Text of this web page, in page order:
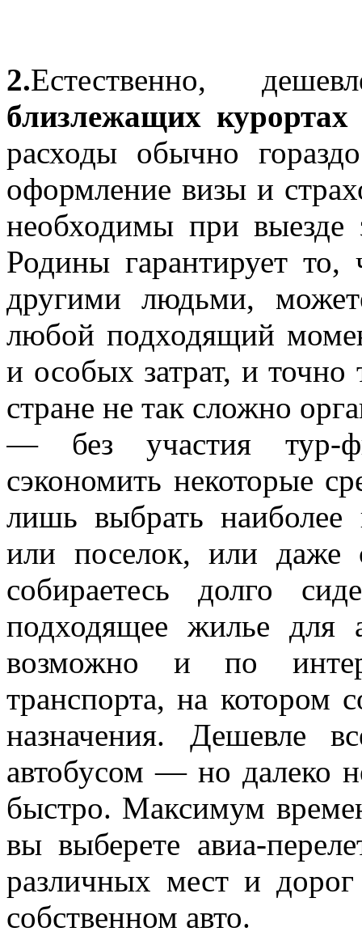
2.Естественно,
близлежащих курортах
расходы обычно
оформление визы и
необходимы при выезде
Родины гарантирует
другими людьми,
любой подходящий
и особых затрат, и точно
стране не так сложно
— без участия тур-
сэкономить некоторые
лишь выбрать
или поселок, или
собираетесь долго
подходящее жилье для
возможно и по
транспорта, на котором
назначения. Дешевле
автобусом — но далеко
быстро. Максимум
вы выберете авиа-
различных мест и
собственном авто.